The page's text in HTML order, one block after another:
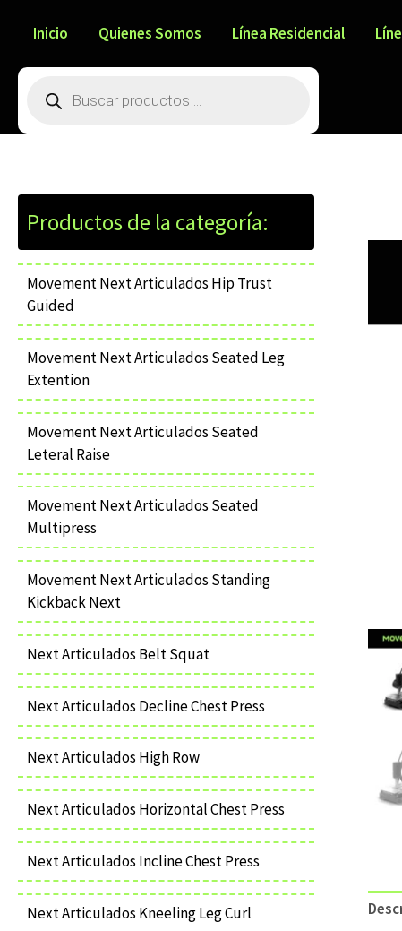
Inicio Quienes Somos Línea Residencial
Movement Next Articulados Hip Trust
Guided
Movement Next Articulados Seated Leg
Extention
Movement Next Articulados Seated
Leteral Raise
Movement Next Articulados Seated
Multipress
Movement Next Articulados Standing
Kickback Next
Next Articulados Belt Squat
Next Articulados Decline Chest Press
Next Articulados High Row
Next Articulados Horizontal Chest Press
Next Articulados Incline Chest Press
Next Articulados Kneeling Leg Curl